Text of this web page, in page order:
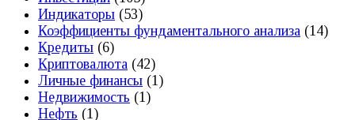
Индикаторы (53)
Коэффициенты фундаментального анализа (14)
Кредиты (6)
Криптовалюта (42)
Личные финансы (1)
Недвижимость (1)
Нефть (1)